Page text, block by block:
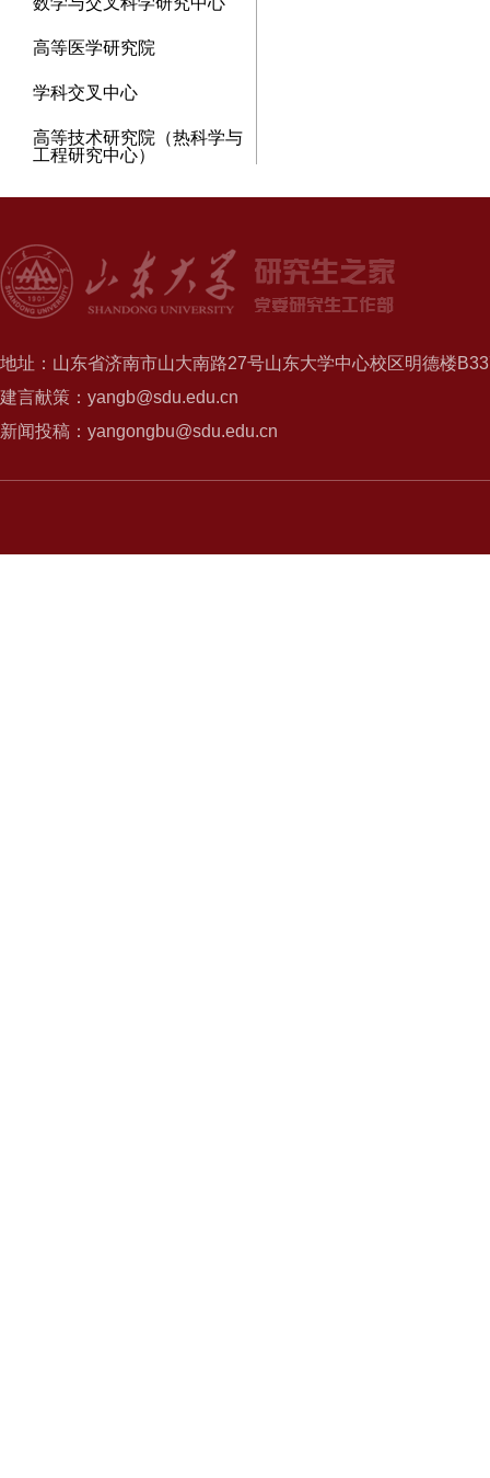
高等医学研究院
学科交叉中心
高等技术研究院（热科学与
工程研究中心）
地址：山东省济南市山大南路27号山东大学中心校区明德楼
建言献策：yangb@sdu.edu.cn
新闻投稿：yangongbu@sdu.edu.cn